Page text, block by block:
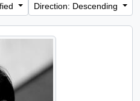
Direction: Descending